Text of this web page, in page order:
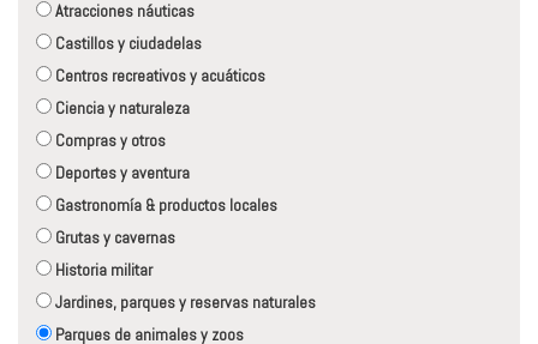
Atracciones náuticas
Castillos y ciudadelas
Centros recreativos y acuáticos
Ciencia y naturaleza
Compras y otros
Deportes y aventura
Gastronomía & productos locales
Grutas y cavernas
Historia militar
Jardines, parques y reservas naturales
Parques de animales y zoos